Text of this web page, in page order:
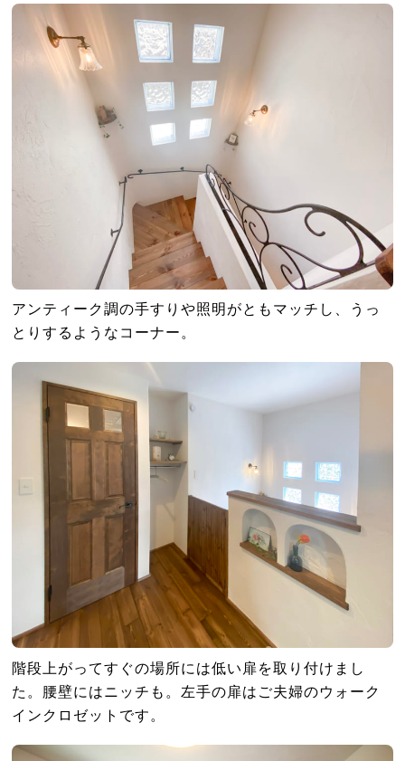
アンティーク調の手すりや照明がともマッチし、うっ
とりするようなコーナー。
階段上がってすぐの場所には低い扉を取り付けまし
た。腰壁にはニッチも。左手の扉はご夫婦のウォーク
インクロゼットです。